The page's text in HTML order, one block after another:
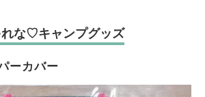
れな♡キャンプグッズ
ーカバー